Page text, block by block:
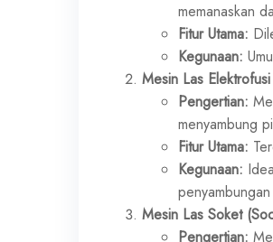
memanaskan
Fitur Utama:
Kegunaan:
Mesin Las
Pengertian:
menyambung
Fitur Utama:
Kegunaan:
Mesin Las Soket
Pengertian: